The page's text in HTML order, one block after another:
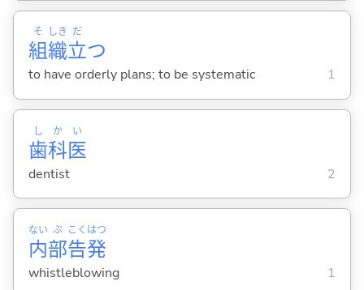
組
そ
織
しき
立
だ
つ
to have orderly plans; to be systematic 1
歯
し
科
か
医
い
dentist 2
内
ない
部
ぶ
告
こく
発
はつ
whistleblowing 1